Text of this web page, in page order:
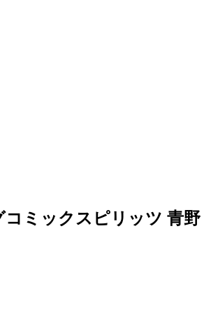
コミックスピリッツ 青野